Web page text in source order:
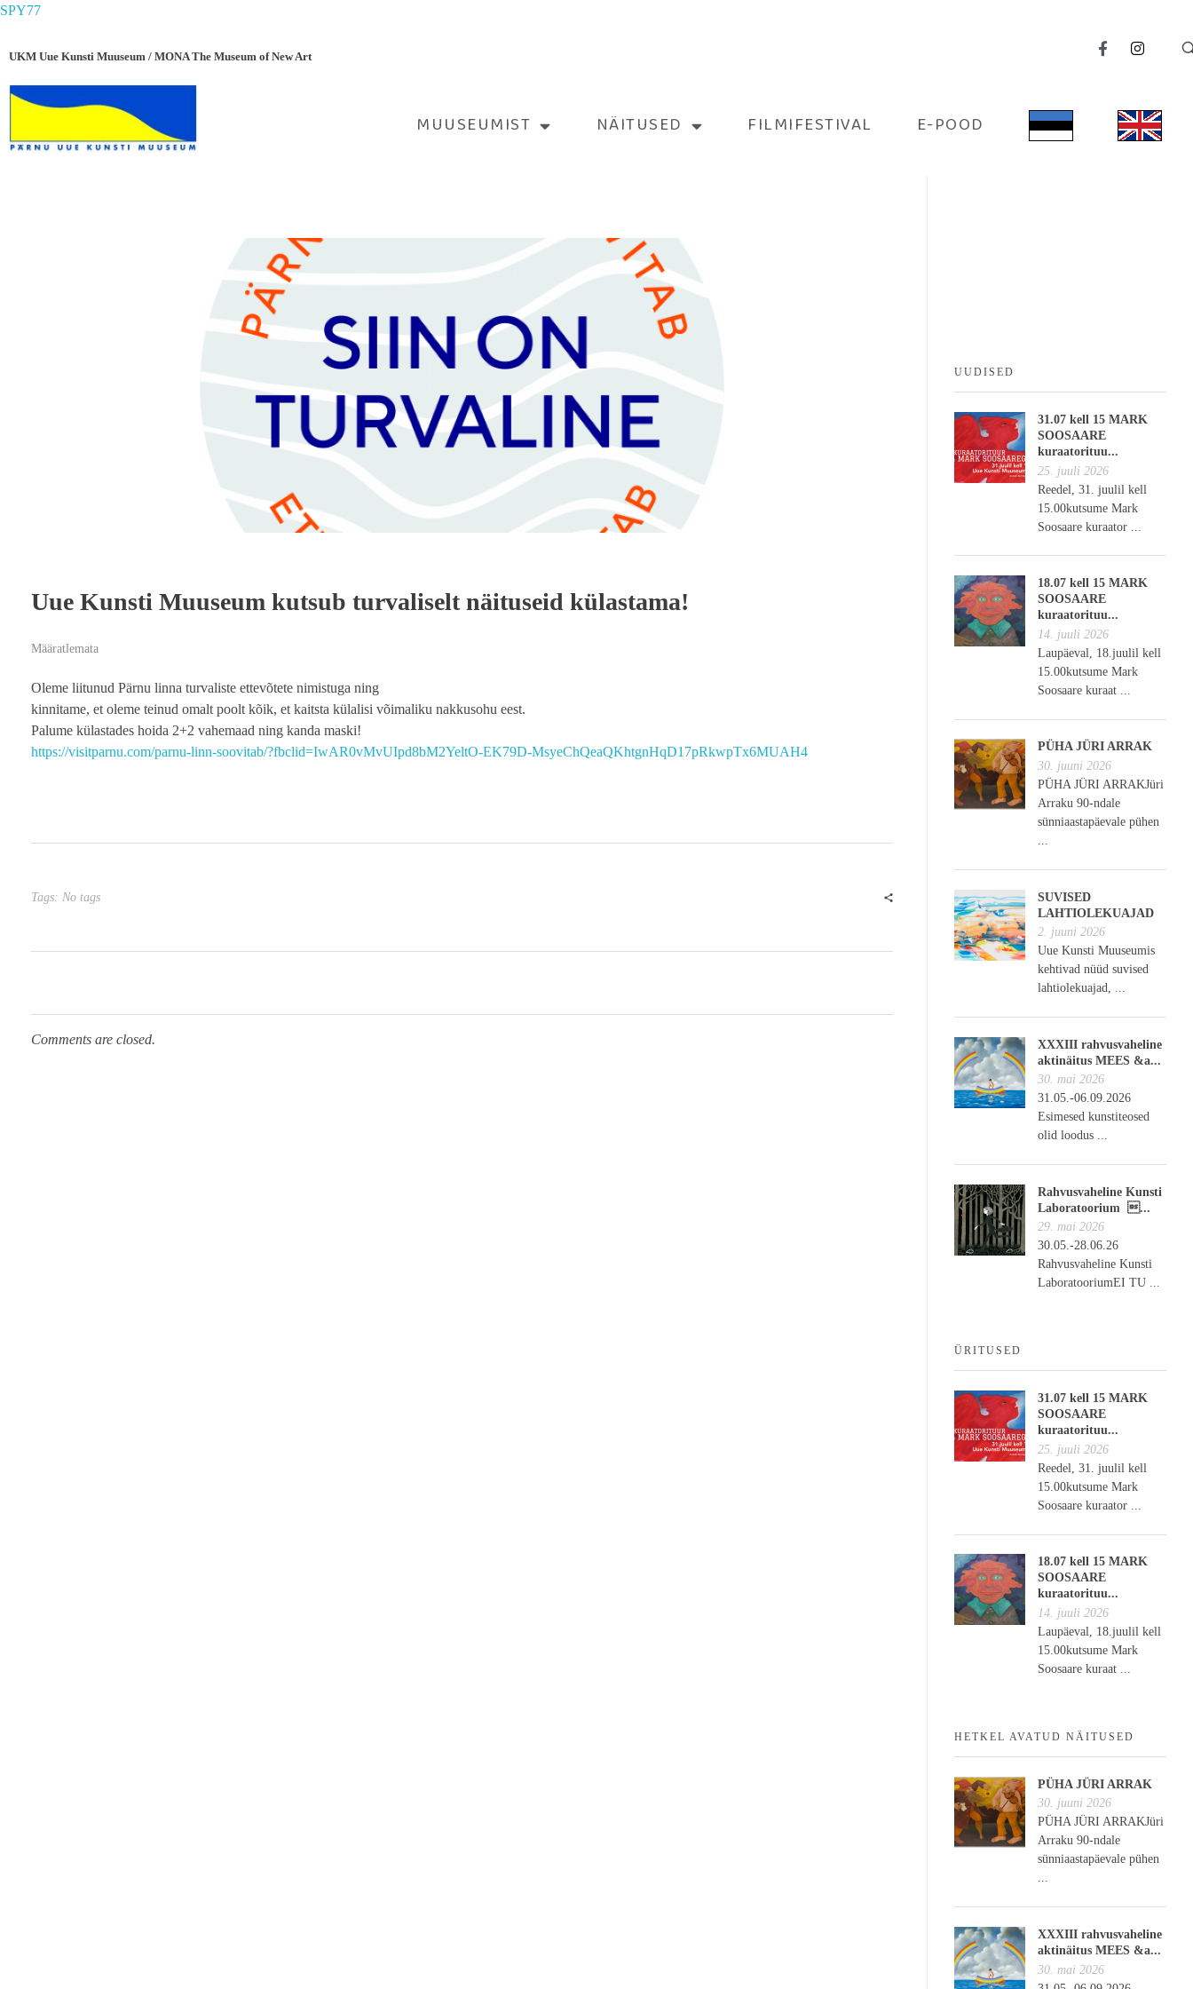
SPY77
UKM Uue Kunsti Muuseum / MONA The Museum of New Art
MUUSEUMIST NÄITUSED FILMIFESTIVAL E-POOD
Uue Kunsti Muuseum kutsub turvaliselt näituseid külastama!
Määratlemata
Oleme liitunud Pärnu linna turvaliste ettevõtete nimistuga ning
kinnitame, et oleme teinud omalt poolt kõik, et kaitsta külalisi võimaliku nakkusohu eest.
Palume külastades hoida 2+2 vahemaad ning kanda maski!
https://visitparnu.com/parnu-linn-soovitab/?fbclid=IwAR0vMvUIpd8bM2YeltO-EK79D-MsyeChQeaQKhtgnHqD17pRkwpTx6MUAH4
Tags: No tags
Comments are closed.
UUDISED
31.07 kell 15 MARK
SOOSAARE
kuraatorituu...
25. juuli 2026
Reedel, 31. juulil kell
15.00kutsume Mark
Soosaare kuraator ...
18.07 kell 15 MARK
SOOSAARE
kuraatorituu...
14. juuli 2026
Laupäeval, 18.juulil kell
15.00kutsume Mark
Soosaare kuraat ...
PÜHA JÜRI ARRAK
30. juuni 2026
PÜHA JÜRI ARRAKJüri
Arraku 90-ndale
sünniaastapäevale pühen
SUVISED
LAHTIOLEKUAJAD
2. juuni 2026
Uue Kunsti Muuseumis
kehtivad nüüd suvised
lahtiolekuajad, ...
XXXIII rahvusvaheline
aktinäitus MEES &a...
30. mai 2026
31.05.-06.09.2026
Esimesed kunstiteosed
olid loodus ...
Rahvusvaheline Kunsti
Laboratoorium ...
29. mai 2026
30.05.-28.06.26
Rahvusvaheline Kunsti
LaboratooriumEI TU ...
ÜRITUSED
31.07 kell 15 MARK
SOOSAARE
kuraatorituu...
25. juuli 2026
Reedel, 31. juulil kell
15.00kutsume Mark
Soosaare kuraator ...
18.07 kell 15 MARK
SOOSAARE
kuraatorituu...
14. juuli 2026
Laupäeval, 18.juulil kell
15.00kutsume Mark
Soosaare kuraat ...
HETKEL AVATUD NÄITUSED
PÜHA JÜRI ARRAK
30. juuni 2026
PÜHA JÜRI ARRAKJüri
Arraku 90-ndale
sünniaastapäevale pühen
...
XXXIII rahvusvaheline
aktinäitus MEES &a...
30. mai 2026